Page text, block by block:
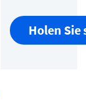
Holen